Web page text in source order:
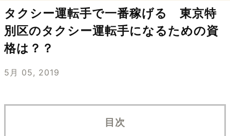
タクシー運転手で一番稼げる 東京特
別区のタクシー運転手になるための資
格は？？
5月 05, 2019
目次